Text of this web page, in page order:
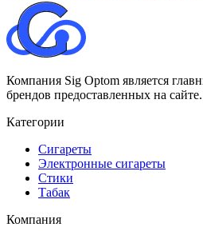
Компания Sig Optom является
брендов предоставленных на сайте.
Категории
Сигареты
Электронные сигареты
Стики
Табак
Компания